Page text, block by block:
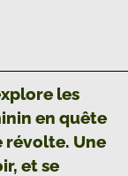
les
en quête
révolte. Une
et se